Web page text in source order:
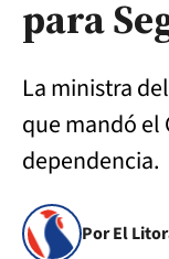
para
La ministra
que mandó el
dependencia.
Por El